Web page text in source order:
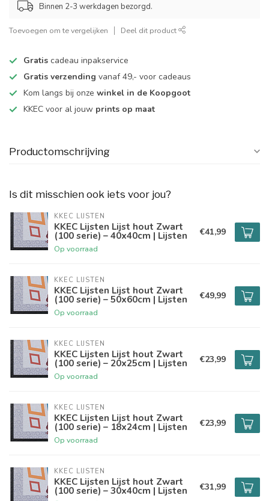
Binnen 2-3 werkdagen bezorgd.
Toevoegen om te vergelijken Deel dit product
Gratis cadeau inpakservice
Gratis verzending vanaf 49,- voor cadeaus
Kom langs bij onze winkel in de Koopgoot
KKEC voor al jouw prints op maat
Productomschrijving
Is dit misschien ook iets voor jou?
KKEC LIJSTEN
KKEC Lijsten Lijst hout Zwart
(100 serie) – 40x40cm | Lijsten
Op voorraad
€41,99
KKEC LIJSTEN
KKEC Lijsten Lijst hout Zwart
(100 serie) – 50x60cm | Lijsten
Op voorraad
€49,99
KKEC LIJSTEN
KKEC Lijsten Lijst hout Zwart
(100 serie) – 20x25cm | Lijsten
Op voorraad
€23,99
KKEC LIJSTEN
KKEC Lijsten Lijst hout Zwart
(100 serie) – 18x24cm | Lijsten
Op voorraad
€23,99
KKEC LIJSTEN
KKEC Lijsten Lijst hout Zwart
(100 serie) – 30x40cm | Lijsten €31,99